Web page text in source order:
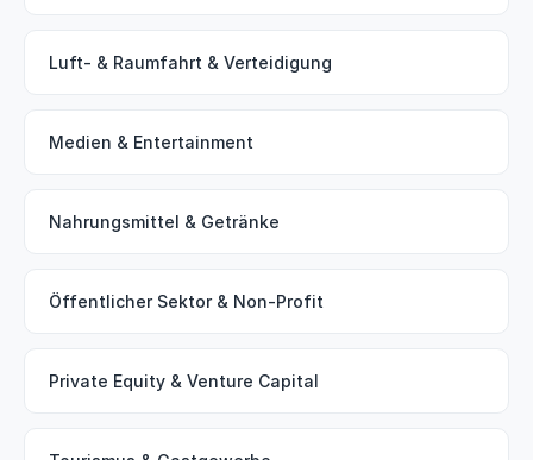
Luft- & Raumfahrt & Verteidigung
Medien & Entertainment
Nahrungsmittel & Getränke
Öffentlicher Sektor & Non-Profit
Private Equity & Venture Capital